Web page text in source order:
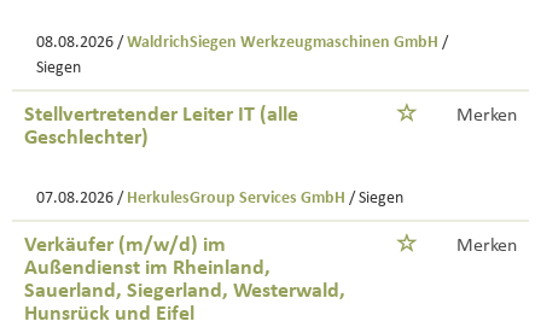
08.08.2026 / WaldrichSiegen Werkzeugmaschinen GmbH /
Siegen
Stellvertretender Leiter IT (alle
Geschlechter)
Merken
07.08.2026 / HerkulesGroup Services GmbH / Siegen
Verkäufer (m/w/d) im
Außendienst im Rheinland,
Sauerland, Siegerland, Westerwald,
Hunsrück und Eifel
Merken